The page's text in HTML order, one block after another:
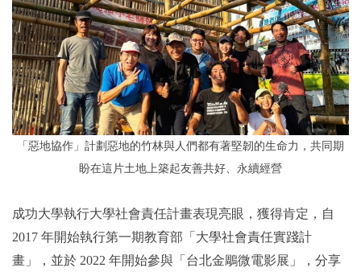
「惡地協作」計劃 惡地的竹林與人們都有著堅韌的生命力，共同期
盼在這片土地上築起友善共好、永續經營
成功大學執行大學社會責任計畫表現亮眼，獲得肯定，自
2017 年開始執行第一期教育部「大學社會責任實踐計
畫」，並於 2022 年開始參與「台北金鵰微電影展」，分享